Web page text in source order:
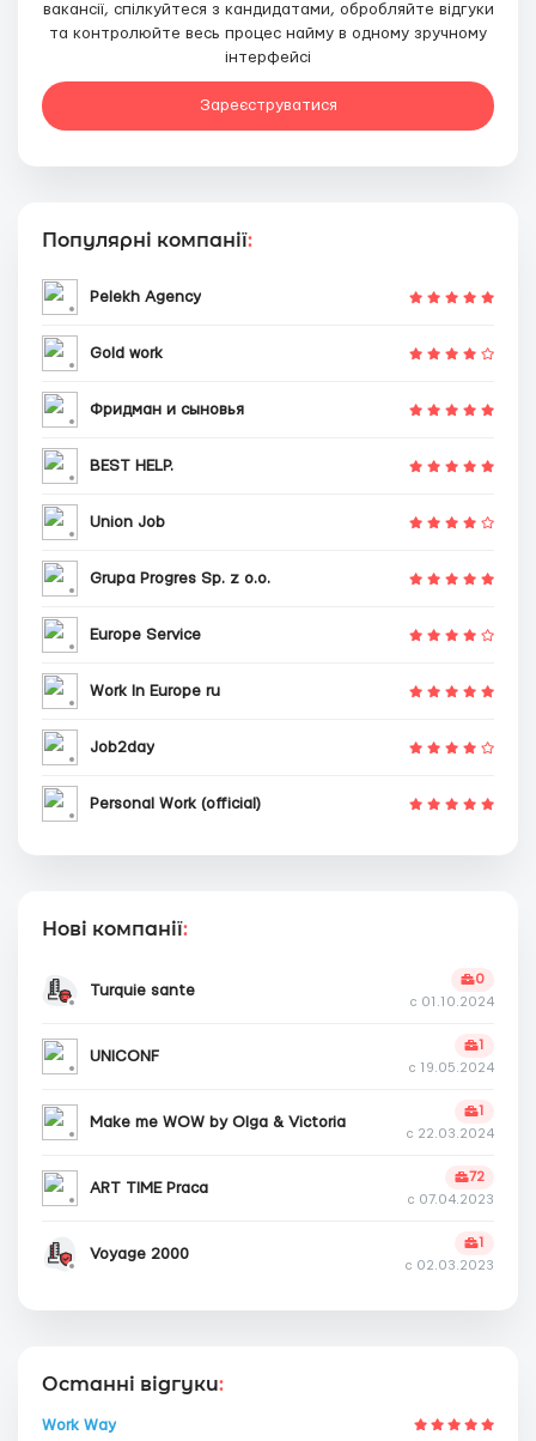
вакансії, спілкуйтеся з кандидатами, обробляйте відгуки
та контролюйте весь процес найму в одному зручному
інтерфейсі
Зареєструватися
Популярні компанії:
Pelekh Agency
Gold work
Фридман и сыновья
BEST HELP.
Union Job
Grupa Progres Sp. z o.o.
Europe Service
Work In Europe ru
Job2day
Personal Work (official)
Нові компанії:
Turquie sante
0
с 01.10.2024
UNICONF
1
с 19.05.2024
Make me WOW by Olga & Victoria
1
с 22.03.2024
ART TIME Praca
72
с 07.04.2023
Voyage 2000
1
с 02.03.2023
Останні відгуки:
Work Way